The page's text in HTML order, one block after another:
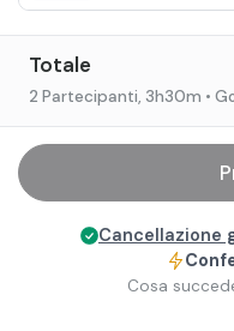
Totale
2 Partecipanti, 3h30m •
Cancellazione
Cosa